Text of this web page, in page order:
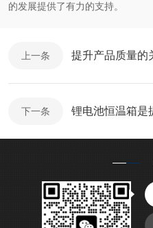
的发展提供了有力的支持。
上一条
下一条